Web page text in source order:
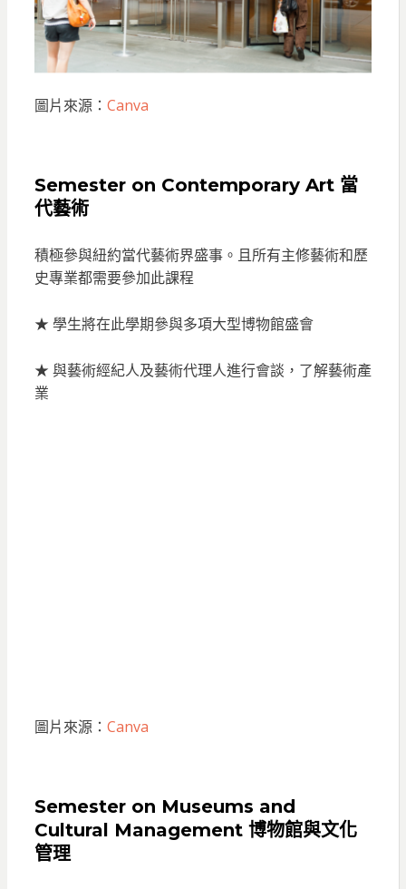
圖片來源： Canva
Semester on Contemporary Art 當
代藝術
積極參與紐約當代藝術界盛事。且所有主修藝術和歷
史專業都需要參加此課程
★ 學生將在此學期參與多項大型博物館盛會
★ 與藝術經紀人及藝術代理人進行會談，了解藝術產
業
圖片來源： Canva
Semester on Museums and
Cultural Management 博物館與文化
管理